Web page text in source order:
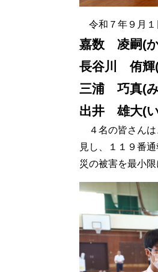
令和７年９月１
嘉数 凌嗣(
長谷川 侑
三浦 巧真(
出井 雄大(
４名の皆さんは
見し、１１９番
災の被害を最小